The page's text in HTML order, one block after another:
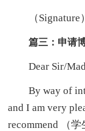
（Signature）
篇三：申请
Dear Sir/
By way of
and I am very
recommend （